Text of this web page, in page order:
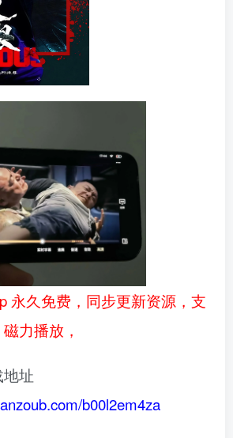
永久免费，同步更新资源，支
力播放，
址
b00l2em4za